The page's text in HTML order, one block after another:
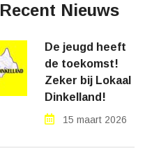
Recent Nieuws
De jeugd heeft
de toekomst!
Zeker bij Lokaal
Dinkelland!
15 maart 2026